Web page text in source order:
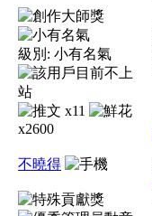
級別: 小有名氣
x11
x2600
不曉得